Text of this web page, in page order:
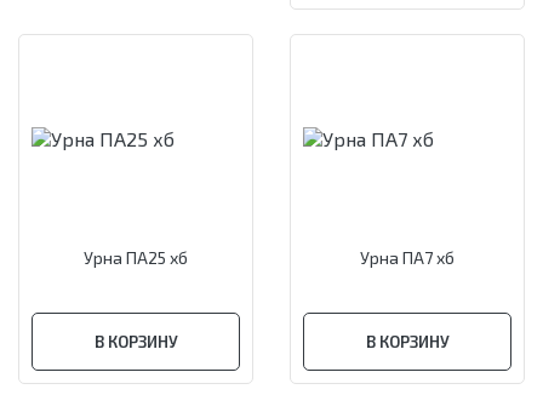
Урна ПА25 хб
В КОРЗИНУ
Урна ПА7 хб
В КОРЗИНУ